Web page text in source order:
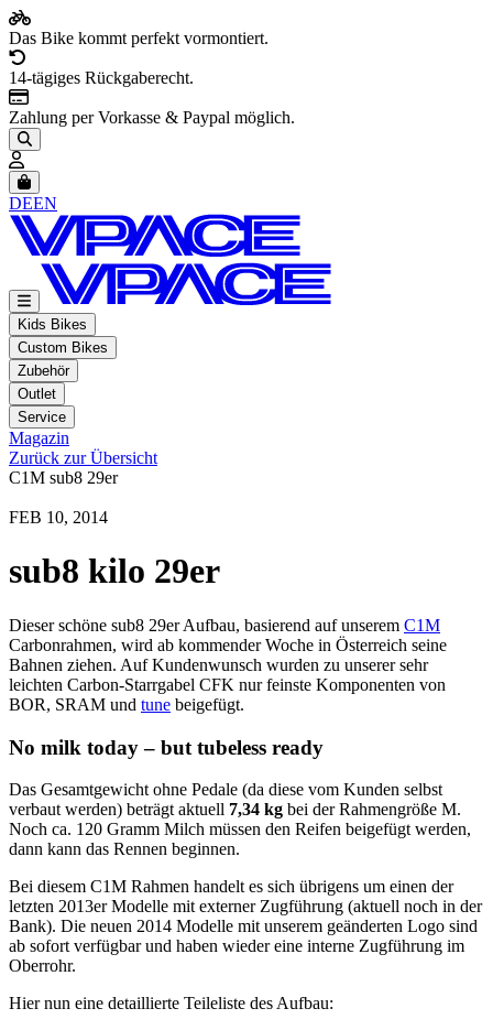
Das Bike kommt perfekt vormontiert.
14-tägiges Rückgaberecht.
Zahlung per Vorkasse & Paypal möglich.
Artikel im Warenkorb, Warenkorb anzeigen
DEEN
Kids Bikes
Custom Bikes
Zubehör
Outlet
Service
Magazin
Zurück zur Übersicht
C1M sub8 29er
FEB 10, 2014
sub8 kilo 29er
Dieser schöne sub8 29er Aufbau, basierend auf unserem C1M
Carbonrahmen, wird ab kommender Woche in Österreich seine
Bahnen ziehen. Auf Kundenwunsch wurden zu unserer sehr
leichten Carbon-Starrgabel CFK nur feinste Komponenten von
BOR, SRAM und tune beigefügt.
No milk today – but tubeless ready
Das Gesamtgewicht ohne Pedale (da diese vom Kunden selbst
verbaut werden) beträgt aktuell 7,34 kg bei der Rahmengröße M.
Noch ca. 120 Gramm Milch müssen den Reifen beigefügt werden,
dann kann das Rennen beginnen.
Bei diesem C1M Rahmen handelt es sich übrigens um einen der
letzten 2013er Modelle mit externer Zugführung (aktuell noch in der
Bank). Die neuen 2014 Modelle mit unserem geänderten Logo sind
ab sofort verfügbar und haben wieder eine interne Zugführung im
Oberrohr.
Hier nun eine detaillierte Teileliste des Aufbau: